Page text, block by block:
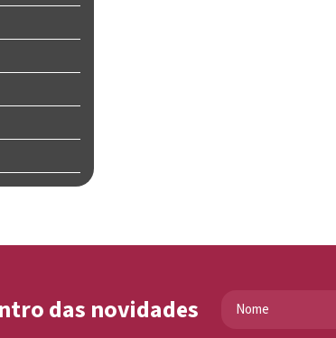
das novidades